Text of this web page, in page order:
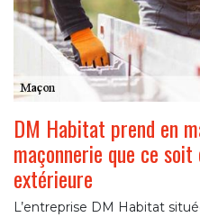
DM Habitat prend en
maçonnerie que ce
extérieure
L’entreprise DM Habitat